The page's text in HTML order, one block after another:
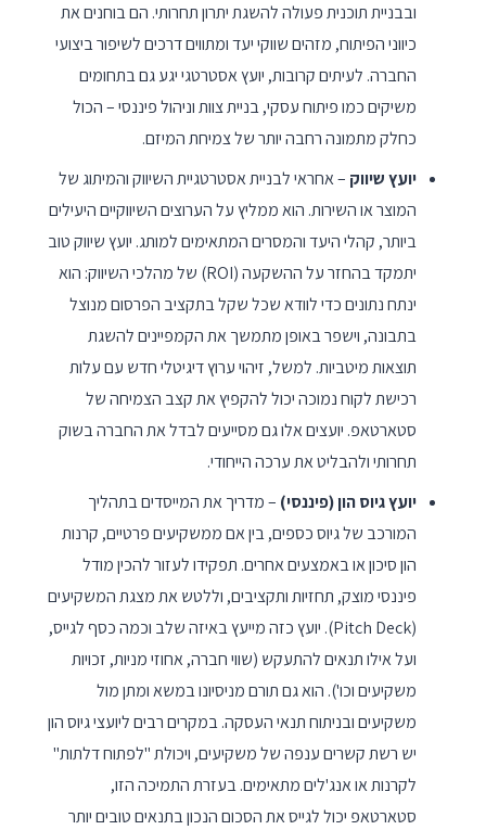
ובבניית תוכנית פעולה להשגת יתרון תחרותי. הם בוחנים את
כיווני הפיתוח, מזהים שווקי יעד ומתווים דרכים לשיפור ביצועי
החברה. לעיתים קרובות, יועץ אסטרטגי יגע גם בתחומים
משיקים כמו פיתוח עסקי, בניית צוות וניהול פיננסי – הכול
כחלק מתמונה רחבה יותר של צמיחת המיזם.
יועץ שיווק – אחראי לבניית אסטרטגיית השיווק והמיתוג של
המוצר או השירות. הוא ממליץ על הערוצים השיווקיים היעילים
ביותר, קהלי היעד והמסרים המתאימים למותג. יועץ שיווק טוב
יתמקד בהחזר על ההשקעה (ROI) של מהלכי השיווק: הוא
ינתח נתונים כדי לוודא שכל שקל בתקציב הפרסום מנוצל
בתבונה, וישפר באופן מתמשך את הקמפיינים להשגת
תוצאות מיטביות. למשל, זיהוי ערוץ דיגיטלי חדש עם עלות
רכישת לקוח נמוכה יכול להקפיץ את קצב הצמיחה של
סטארטאפ. יועצים אלו גם מסייעים לבדל את החברה בשוק
תחרותי ולהבליט את ערכה הייחודי.
יועץ גיוס הון (פיננסי) – מדריך את המייסדים בתהליך
המורכב של גיוס כספים, בין אם ממשקיעים פרטיים, קרנות
הון סיכון או באמצעים אחרים. תפקידו לעזור להכין מודל
פיננסי מוצק, תחזיות ותקציבים, וללטש את מצגת המשקיעים
(Pitch Deck). יועץ כזה מייעץ באיזה שלב וכמה כסף לגייס,
ועל אילו תנאים להתעקש (שווי חברה, אחוזי מניות, זכויות
משקיעים וכו'). הוא גם תורם מניסיונו במשא ומתן מול
משקיעים ובניתוח תנאי העסקה. במקרים רבים ליועצי גיוס הון
יש רשת קשרים ענפה של משקיעים, ויכולת "לפתוח דלתות"
לקרנות או אנג'לים מתאימים. בעזרת התמיכה הזו,
סטארטאפ יכול לגייס את הסכום הנכון בתנאים טובים יותר